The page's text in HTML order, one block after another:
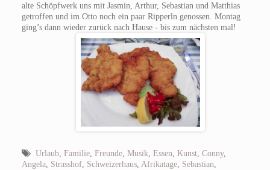
alte Schöpfwerk uns mit Jasmin, Arthur, Sebastian und Matthias
getroffen und im Otto noch ein paar Ripperln genossen. Montag
ging’s dann wieder zurück nach Hause - bis zum nächsten mal!
Urlaub, Familie, Freunde, Musik, Essen, Kunst, Conny,
Angela, Strasshof, Schweizerhaus, Afrikatage, Sebastian,